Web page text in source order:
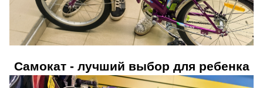
Самокат - лучший выбор для ребенка